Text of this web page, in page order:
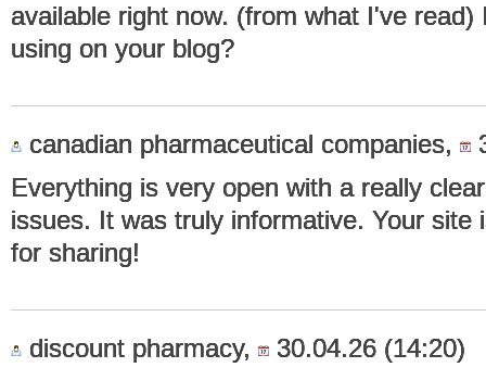
available right now. (from what I've
using on your blog?
canadian pharmaceutical companies,
Everything is very open with a really
issues. It was truly informative. Your site
for sharing!
discount pharmacy,
30.04.26 (14:20)